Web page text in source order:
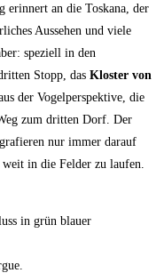
an die Toskana, der
Aussehen und viele
speziell in den
Stopp, das Kloster von
der Vogelperspektive, die
zum dritten Dorf. Der
nur immer darauf
in die Felder zu laufen.